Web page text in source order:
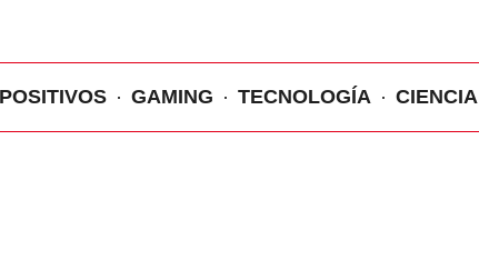
GAMING TECNOLOGÍA CIENCIA